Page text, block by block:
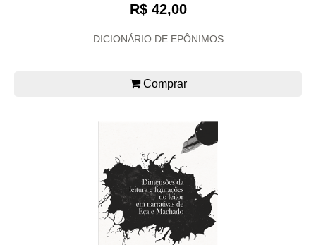
R$ 42,00
DICIONÁRIO DE EPÔNIMOS
Comprar